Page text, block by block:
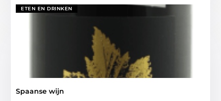
ETEN EN DRINKEN
Spaanse wijn